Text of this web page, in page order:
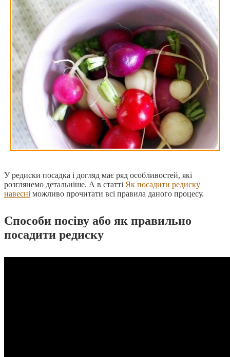
У редиски посадка і догляд має ряд особливостей, які
розглянемо детальніше. А в статті Як посадити редиску
навесні можливо прочитати всі правила даного процесу.
Способи посіву або як правильно
посадити редиску